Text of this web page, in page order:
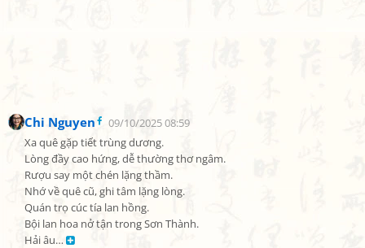
Chi Nguyen
09/10/2025 08:59
Xa quê gặp tiết trùng dương.
Lòng đầy cao hứng, dễ thường thơ ngâm.
Rượu say một chén lặng thầm.
Nhớ về quê cũ, ghi tâm lặng lòng.
Quán trọ cúc tía lan hồng.
Bội lan hoa nở tận trong Sơn Thành.
Hải âu…